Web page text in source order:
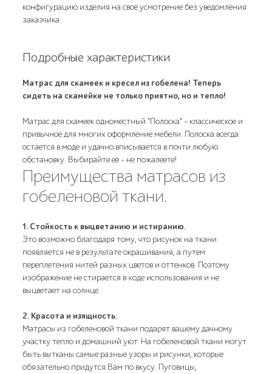
конфигурацию изделия на своё усмотрение без уведомления
заказчика.
Подробные характеристики
Матрас для скамеек и кресел из гобелена! Теперь
сидеть на скамейке не только приятно, но и тепло!
Матрас для скамеек одноместный "Полоска" - классическое и
привычное для многих оформление мебели. Полоска всегда
остается в моде и удачно вписывается в почти любую
обстановку. Выбирайте её - не пожалеете!
Преимущества матрасов из
гобеленовой ткани.
1. Стойкость к выцветанию и истиранию.
Это возможно благодаря тому, что рисунок на ткани
появляется не в результате окрашивания, а путем
переплетения нитей разных цветов и оттенков. Поэтому
изображение не стирается в ходе использования и не
выцветает на солнце.
2. Красота и изящность.
Матрасы из гобеленовой ткани подарят вашему дачному
участку тепло и домашний уют. На гобеленовой ткани могут
быть вытканы самые разные узоры и рисунки, которые
обязательно придутся Вам по вкусу. Пуговицы,